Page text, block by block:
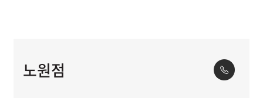
노원점